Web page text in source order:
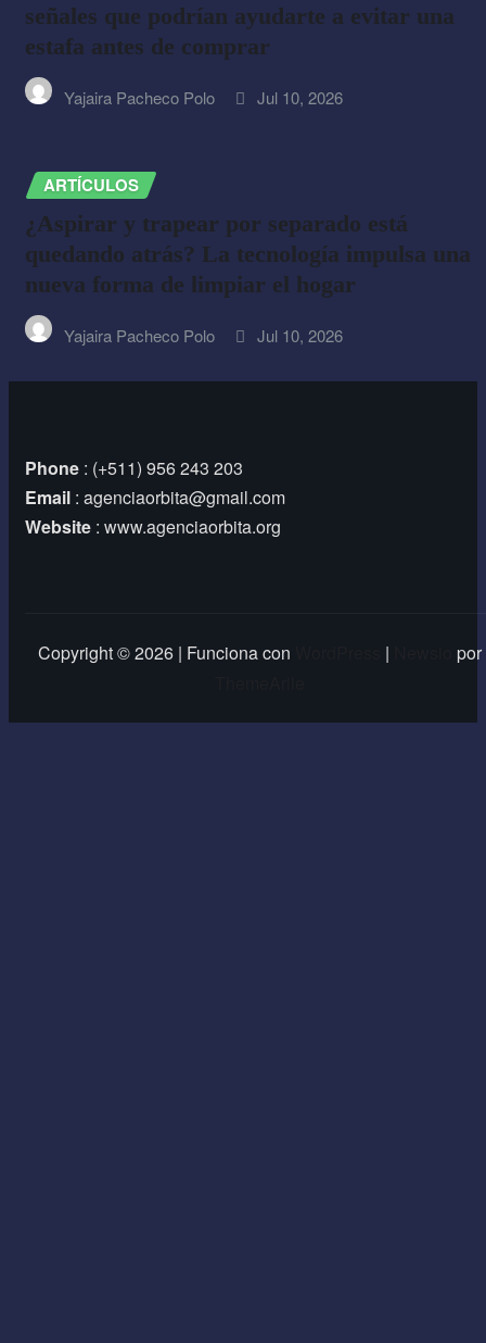
señales que podrían ayudarte a evitar una
estafa antes de comprar
Yajaira Pacheco Polo Jul 10, 2026
ARTÍCULOS
¿Aspirar y trapear por separado está
quedando atrás? La tecnología impulsa una
nueva forma de limpiar el hogar
Yajaira Pacheco Polo Jul 10, 2026
Phone : (+511) 956 243 203
Email : agenciaorbita@gmail.com
Website : www.agenciaorbita.org
Copyright © 2026 | Funciona con |
por